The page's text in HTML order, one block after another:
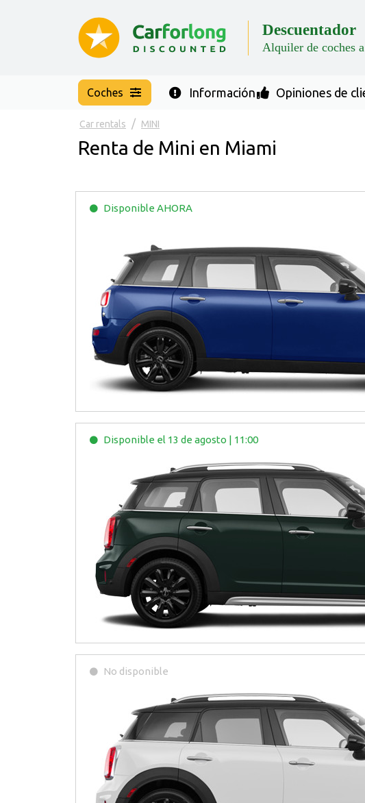
Descuentador
Alquiler de coches
Coches Información Opiniones de
Car rentals MINI
Renta de Mini en Miami
Disponible AHORA
Disponible el 13 de agosto | 11:00
No disponible